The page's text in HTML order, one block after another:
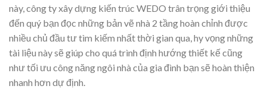
này, công ty xây dựng kiến trúc WEDO trân trọng giới thiệu
đến quý bạn đọc những bản vẽ nhà 2 tầng hoàn chỉnh được
nhiều chủ đầu tư tìm kiếm nhất thời gian qua, hy vọng những
tài liệu này sẽ giúp cho quá trình định hướng thiết kế cũng
như tối ưu công năng ngôi nhà của gia đình bạn sẽ hoàn thiện
nhanh hơn dự định.